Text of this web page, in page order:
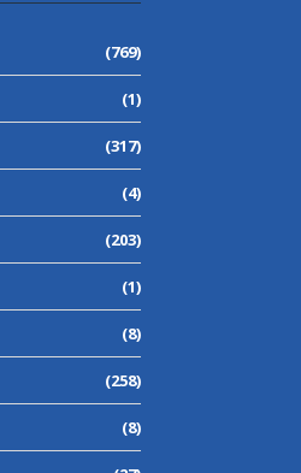
(769)
(1)
(317)
(4)
(203)
(1)
(8)
(258)
(8)